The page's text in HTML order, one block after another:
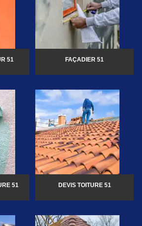
51 FAÇADIER 51
51 DEVIS TOITURE 51